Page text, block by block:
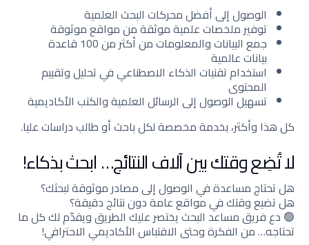
الوصول إلى أفضل محركات البحث العلمية
توفير ملخصات علمية موثقة من مواقع موثوقة
جمع البيانات والمعلومات من أكثر من 100 قاعدة
بيانات عالمية
استخدام تقنيات الذكاء الاصطناعي في تحليل وتقييم
المحتوى
تسهيل الوصول إلى الرسائل العلمية والكتب الأكاديمية
كل هذا وأكثر، بخدمة مخصصة لكل باحث أو طالب دراسات عليا.
لا تُضِع وقتك بين آلاف النتائج… ابحث بذكاء!
هل تحتاج مساعدة في الوصول إلى مصادر موثوقة لبحثك؟
هل تضيع وقتك في مواقع عامة دون نتائج دقيقة؟
🟢 دع فريق مساعد البحث يختصر عليك الطريق ويقدّم لك كل ما
تحتاجه… من الفكرة وحتى الاقتباس الأكاديمي الاحترافي!